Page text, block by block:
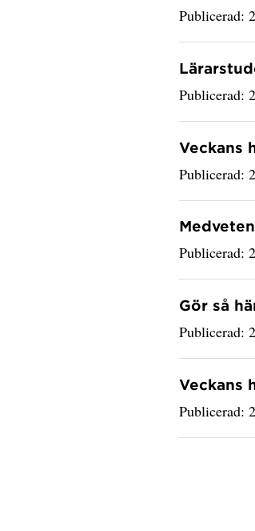
Publicerad:
Publicerad:
Veckans
Publicerad:
Publicerad:
Gör så
Publicerad:
Veckans
Publicerad: